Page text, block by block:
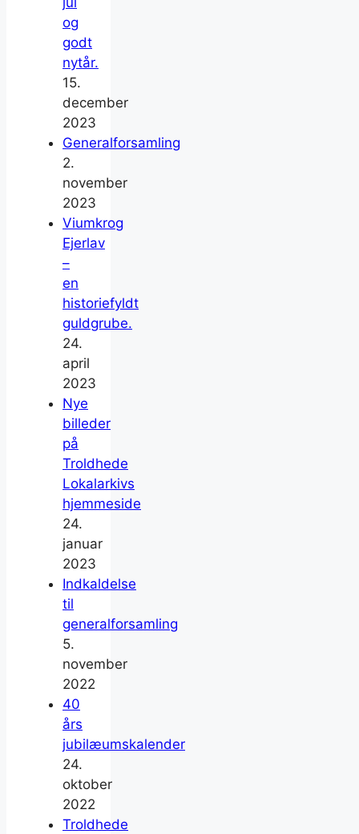
og
godt
nytår.
15.
december
2023
Generalforsamling
2.
november
2023
Viumkrog
Ejerlav
–
en
historiefyldt
guldgrube.
24.
april
2023
Nye
billeder
på
Troldhede
Lokalarkivs
hjemmeside
24.
januar
2023
Indkaldelse
til
generalforsamling
5.
november
2022
40
års
jubilæumskalender
24.
oktober
2022
Troldhede